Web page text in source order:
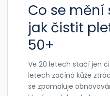
Co se mění
jak čistit
50+
Ve 20 letech stačí jen
letech začíná kůže
se zpomaluje